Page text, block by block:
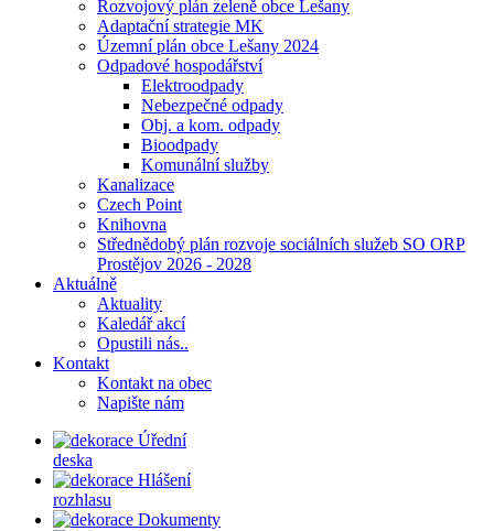
Rozvojový plán zeleně obce Lešany
Adaptační strategie MK
Územní plán obce Lešany 2024
Odpadové hospodářství
Elektroodpady
Nebezpečné odpady
Obj. a kom. odpady
Bioodpady
Komunální služby
Kanalizace
Czech Point
Knihovna
Střednědobý plán rozvoje sociálních služeb SO ORP
Prostějov 2026 - 2028
Aktuálně
Aktuality
Kaledář akcí
Opustili nás..
Kontakt
Kontakt na obec
Napište nám
Úřední
deska
Hlášení
rozhlasu
Dokumenty